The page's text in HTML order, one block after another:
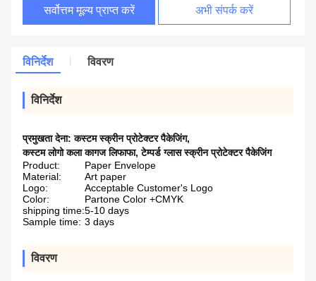
सर्वोत्तम मूल्य प्राप्त करें अभी संपर्क करें
विनिर्देश विवरण
विनिर्देश
प्रमुखता देना:कस्टम स्क्रीन प्रोटेक्टर पैकेजिंग,
कस्टम लोगो कला कागज लिफाफा,टेम्पर्ड ग्लास स्क्रीन प्रोटेक्टर पैकेजिंग
Product:
Paper Envelope
Material:
Art paper
Logo:
Acceptable Customer's Logo
Color:
Partone Color +CMYK
shipping time:5-10 days
Sample time: 3 days
विवरण